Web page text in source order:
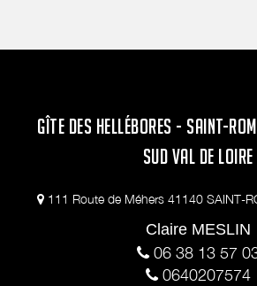
GÎTE DES HELLÉBORES - SAINT-
SUD VAL DE LOIRE
111 Route de Méhers 41140 SAINT-
Claire MESLIN
06 38 13 57
0640207574